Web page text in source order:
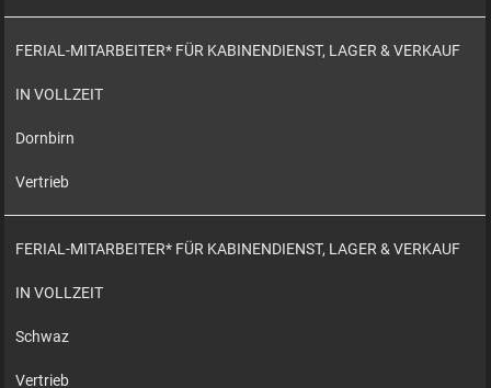
FERIAL-MITARBEITER* FÜR KABINENDIENST, LAGER & VERKAUF
IN VOLLZEIT
Dornbirn
Vertrieb
FERIAL-MITARBEITER* FÜR KABINENDIENST, LAGER & VERKAUF
IN VOLLZEIT
Schwaz
Vertrieb